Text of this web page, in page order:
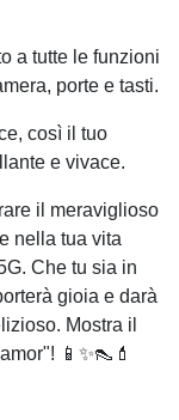
a tutte le funzioni
porte e tasti.
così il tuo
e vivace.
il meraviglioso
nella tua vita
. Che tu sia in
gioia e darà
Mostra il
📱✨👠💄